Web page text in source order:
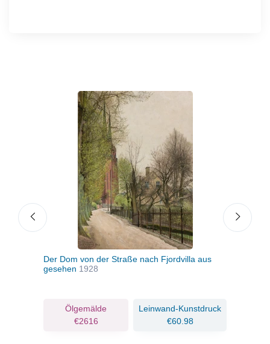
Der Dom von der Straße nach Fjordvilla aus
gesehen 1928
Ölgemälde
€2616
Leinwand-Kunstdruck
€60.98